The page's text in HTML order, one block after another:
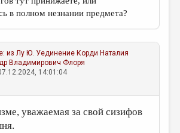
в полном незнании предмета?
из Лу Ю. Уединение Корди Наталия
Владимирович Флоря
14:01:04
уважаемая за свой сизифов